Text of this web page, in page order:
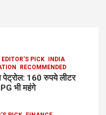
EDITOR'S PICK
INDIA
RECOMMENDED
पेट्रोल: 160 रुपये लीटर
भी महंगे